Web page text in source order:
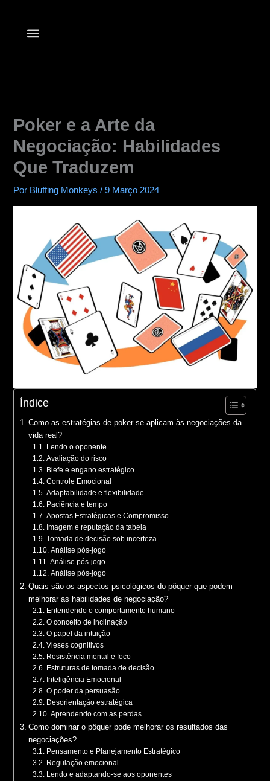
Poker e a Arte da
Negociação: Habilidades
Que Traduzem
Por Bluffing Monkeys/9 Março 2024
Índice
Como as estratégias de poker se aplicam às negociações da
vida real?
Lendo o oponente
Avaliação do risco
Blefe e engano estratégico
Controle Emocional
Adaptabilidade e flexibilidade
Paciência e tempo
Apostas Estratégicas e Compromisso
Imagem e reputação da tabela
Tomada de decisão sob incerteza
Análise pós-jogo
Análise pós-jogo
Análise pós-jogo
Quais são os aspectos psicológicos do pôquer que podem
melhorar as habilidades de negociação?
Entendendo o comportamento humano
O conceito de inclinação
O papel da intuição
Vieses cognitivos
Resistência mental e foco
Estruturas de tomada de decisão
Inteligência Emocional
O poder da persuasão
Desorientação estratégica
Aprendendo com as perdas
Como dominar o pôquer pode melhorar os resultados das
negociações?
Pensamento e Planejamento Estratégico
Regulação emocional
Lendo e adaptando-se aos oponentes